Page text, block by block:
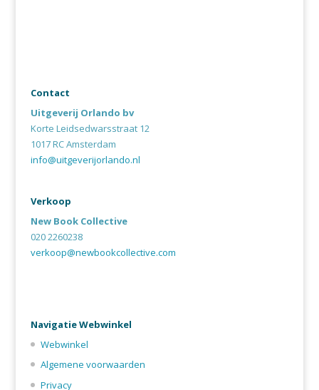
Contact
Uitgeverij Orlando bv
Korte Leidsedwarsstraat 12
1017 RC Amsterdam
info@uitgeverijorlando.nl
Verkoop
New Book Collective
020 2260238
verkoop@newbookcollective.com
Navigatie Webwinkel
Webwinkel
Algemene voorwaarden
Privacy